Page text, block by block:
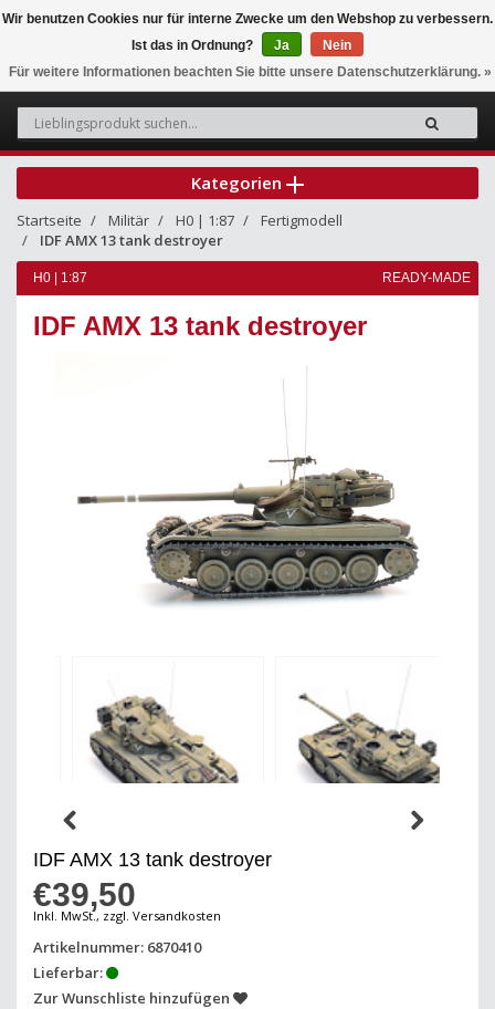
0
Kategorien
Startseite Militär H0 | 1:87
Fertigmodell
IDF AMX 13 tank destroyer
H0 | 1:87 READY-MADE
IDF AMX 13 tank destroyer
IDF AMX 13 tank destroyer
€39,50
Inkl. MwSt., zzgl. Versandkosten
Artikelnummer: 6870410
Lieferbar:
Zur Wunschliste hinzufügen
Wir benutzen Cookies nur für interne Zwecke um den Webshop zu verbessern.
Ist das in Ordnung?
Ja
Nein
Für weitere Informationen beachten Sie bitte unsere Datenschutzerklärung. »